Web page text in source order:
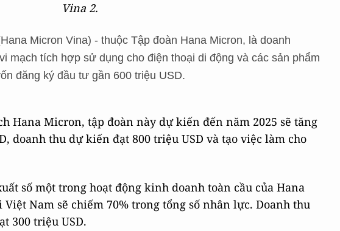
Vina 2.
Micron Vina) - thuộc Tập đoàn Hana Micron, là doanh
mạch tích hợp sử dụng cho điện thoại di động và các sản phẩm
đăng ký đầu tư gần 600 triệu USD.
Hana Micron, tập đoàn này dự kiến đến năm 2025 sẽ tăng
doanh thu dự kiến đạt 800 triệu USD và tạo việc làm cho
số một trong hoạt động kinh doanh toàn cầu của Hana
Nam sẽ chiếm 70% trong tổng số nhân lực. Doanh thu
300 triệu USD.